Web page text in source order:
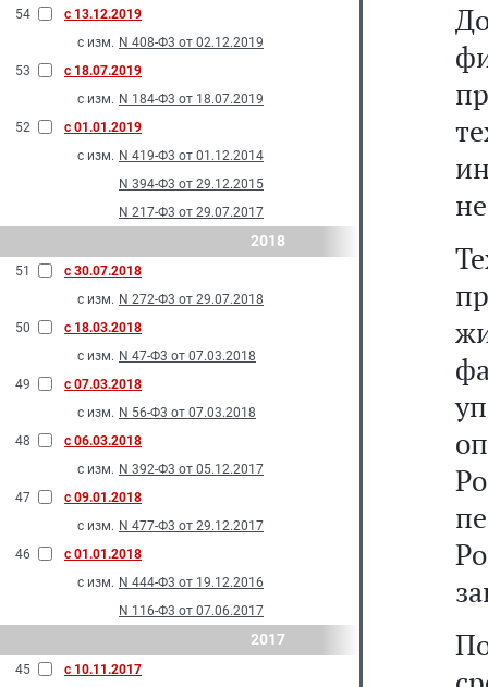
54
с 13.12.2019
с изм. N 408-Ф3 от 02.12.2019
53
с 18.07.2019
с изм. N 184-Ф3 от 18.07.2019
52
с 01.01.2019
с изм. N 419-Ф3 от 01.12.2014
N 394-Ф3 от 29.12.2015
N 217-Ф3 от 29.07.2017
2018
51
с 30.07.2018
с изм. N 272-Ф3 от 29.07.2018
50
с 18.03.2018
с изм. N 47-Ф3 от 07.03.2018
49
с 07.03.2018
с изм. N 56-Ф3 от 07.03.2018
48
с 06.03.2018
с изм. N 392-Ф3 от 05.12.2017
47
с 09.01.2018
с изм. N 477-Ф3 от 29.12.2017
46
с 01.01.2018
с изм. N 444-Ф3 от 19.12.2016
N 116-Ф3 от 07.06.2017
2017
45 с 10.11.2017